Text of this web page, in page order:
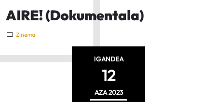
AIRE! (Dokumentala)
Zinema
IGANDEA
12
AZA2023